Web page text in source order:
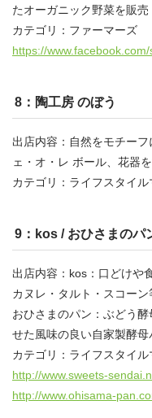
たオーガニック野菜を販売
カテゴリ：ファーマーズ
https://
8：陶工房 のぼう
出店内容：自然をモチー
ェ・オ・レ ボール、花器
カテゴリ：ライフスタイル
9：kos / おひさまのパ
出店内容：kos：口どけや
カヌレ・タルト・スコー
おひさまのパン：ぶどう
せた風味の良い自家製酵母
カテゴリ：ライフスタイル
http://www.sweets-
http://www.ohisama-